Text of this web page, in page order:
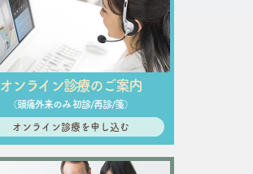
オンライン診療のご案内
（頭痛外来のみ 初診/再診/箋）
オンライン診療を申し込む